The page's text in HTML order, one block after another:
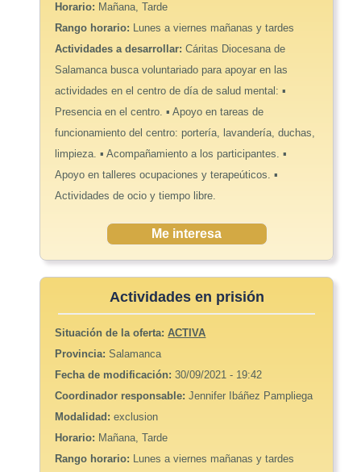
Horario: Mañana, Tarde
Rango horario: Lunes a viernes mañanas y tardes
Actividades a desarrollar:Cáritas Diocesana de
Salamanca busca voluntariado para apoyar en las
actividades en el centro de día de salud mental: ▪
Presencia en el centro. ▪ Apoyo en tareas de
funcionamiento del centro: portería, lavandería, duchas,
limpieza. ▪ Acompañamiento a los participantes. ▪
Apoyo en talleres ocupaciones y terapeúticos. ▪
Actividades de ocio y tiempo libre.
Me interesa
Actividades en prisión
Situación de la oferta:ACTIVA
Provincia:Salamanca
Fecha de modificación:30/09/2021 - 19:42
Coordinador responsable:Jennifer Ibáñez Pampliega
Modalidad:exclusion
Horario: Mañana, Tarde
Rango horario: Lunes a viernes mañanas y tardes